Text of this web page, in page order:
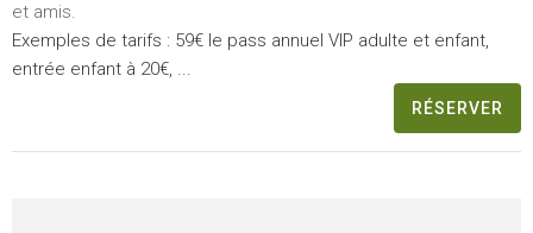
et amis.
Exemples de tarifs : 59€ le pass annuel VIP adulte et enfant,
entrée enfant à 20€, ...
RÉSERVER